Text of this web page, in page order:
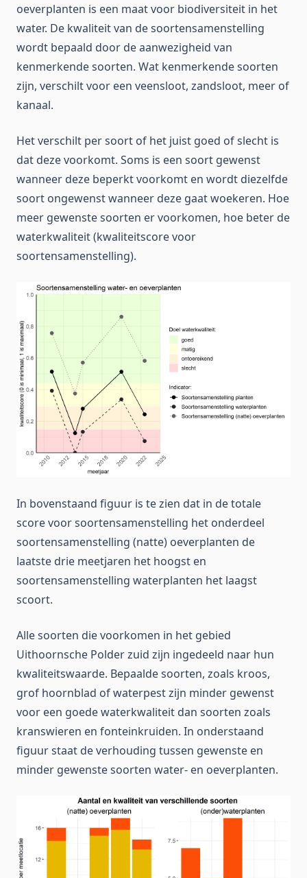
oeverplanten is een maat voor biodiversiteit in het
water. De kwaliteit van de soortensamenstelling
wordt bepaald door de aanwezigheid van
kenmerkende soorten. Wat kenmerkende soorten
zijn, verschilt voor een veensloot, zandsloot, meer of
kanaal.
Het verschilt per soort of het juist goed of slecht is
dat deze voorkomt. Soms is een soort gewenst
wanneer deze beperkt voorkomt en wordt diezelfde
soort ongewenst wanneer deze gaat woekeren. Hoe
meer gewenste soorten er voorkomen, hoe beter de
waterkwaliteit (kwaliteitscore voor
soortensamenstelling).
In bovenstaand figuur is te zien dat in de totale
score voor soortensamenstelling het onderdeel
soortensamenstelling (natte) oeverplanten de
laatste drie meetjaren het hoogst en
soortensamenstelling waterplanten het laagst
scoort.
Alle soorten die voorkomen in het gebied
Uithoornsche Polder zuid zijn ingedeeld naar hun
kwaliteitswaarde. Bepaalde soorten, zoals kroos,
grof hoornblad of waterpest zijn minder gewenst
voor een goede waterkwaliteit dan soorten zoals
kranswieren en fonteinkruiden. In onderstaand
figuur staat de verhouding tussen gewenste en
minder gewenste soorten water- en oeverplanten.